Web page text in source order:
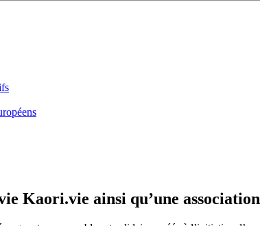
Kaori.vie ainsi qu’une